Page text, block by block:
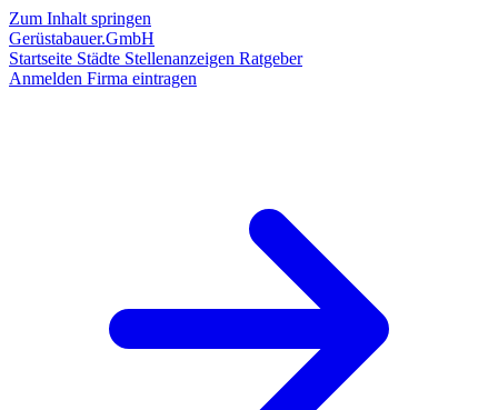
Zum Inhalt springen
Gerüstabauer.GmbH
Startseite Städte Stellenanzeigen Ratgeber
Anmelden Firma eintragen